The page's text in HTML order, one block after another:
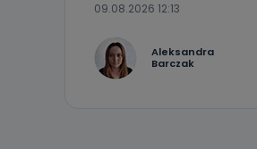
09.08.2026 12:13
Aleksandra
Barczak